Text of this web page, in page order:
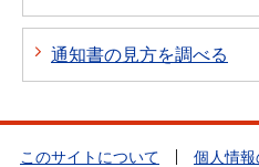
通知書の見方を調べる
このサイトについて 個人情